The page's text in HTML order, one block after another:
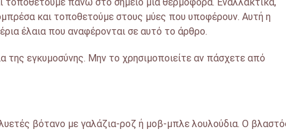
τοποθετούμε πάνω στο σημείο μια θερμοφόρα. Εναλλακτικά,
και τοποθετούμε στους μύες που υποφέρουν. Αυτή η
έλαια που αναφέρονται σε αυτό το άρθρο.
της εγκυμοσύνης. Μην το χρησιμοποιείτε αν πάσχετε από
βότανο με γαλάζια-ροζ ή μοβ-μπλε λουλούδια. Ο